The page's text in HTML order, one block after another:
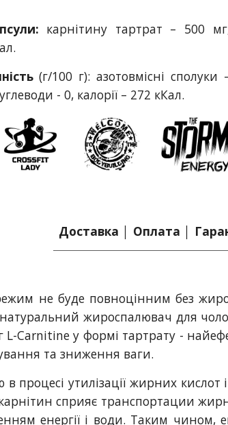
карнітину тартрат – 500
(г/100 г): азотовмісні сполуки
- 0, калорії – 272 кКал.
Доставка │ Оплата │
не буде повноцінним без
жироспалювач для
L-Carnitine у формі тартрату -
та зниження ваги.
утилізації жирних кислот
сприяє транспортации
енергії і води. Таким чином,